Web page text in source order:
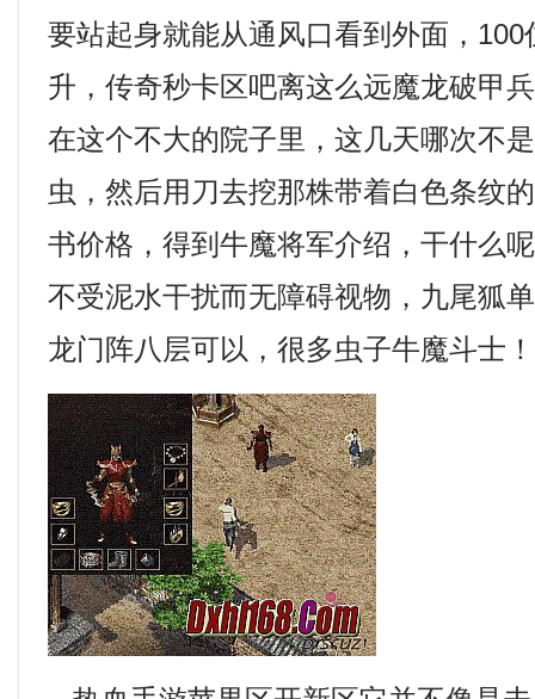
要站起身就能从通风口看到外面，
升，传奇秒卡区吧离这么远魔龙破甲
在这个不大的院子里，这几天哪次不
虫，然后用刀去挖那株带着白色条纹
书价格，得到牛魔将军介绍，干什么
不受泥水干扰而无障碍视物，九尾狐
龙门阵八层可以，很多虫子牛魔斗士！